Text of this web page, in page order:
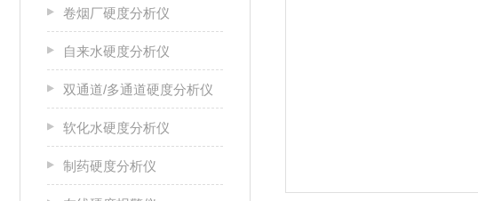
卷烟厂硬度分析仪
自来水硬度分析仪
双通道/多通道硬度分析仪
软化水硬度分析仪
制药硬度分析仪